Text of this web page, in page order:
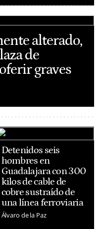
alterado,
de
graves
Detenidos seis
hombres en
Guadalajara con 300
kilos de cable de
cobre sustraído de
una línea ferroviaria
Álvaro de la Paz